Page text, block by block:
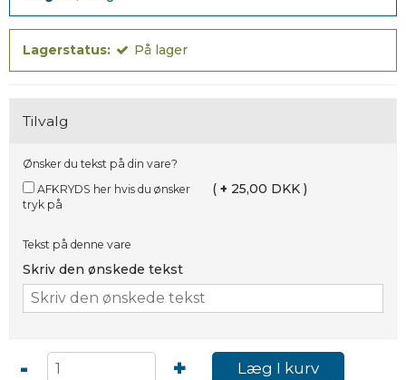
Lagerstatus: På lager
Tilvalg
Ønsker du tekst på din vare?
tryk på
( + 25,00 DKK )
Tekst på denne vare
Skriv den ønskede tekst
- + Læg I kurv